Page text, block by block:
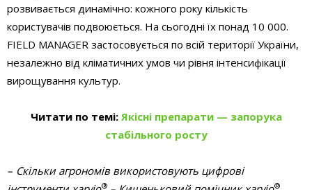
розвивається динамічно: кожного року кількість
користувачів подвоюється. На сьогодні їх понад 10 000.
FIELD MANAGER застосовується по всій території України,
незалежно від кліматичних умов чи рівня інтенсифікації
вирощування культур.
Читати по темі: Якісні препарати — запорука
стабільного росту
– Скільки агрономів використовують цифрові
® ®